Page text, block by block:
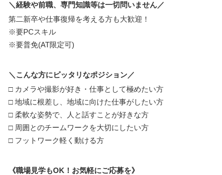
＼経験や前職、専門知識等は一切問いません／
第二新卒や仕事復帰を考える方も大歓迎！
※要PCスキル
※要普免(AT限定可)
＼こんな方にピッタリなポジション／
□ カメラや撮影が好き・仕事として極めたい方
□ 地域に根差し、地域に向けた仕事がしたい方
□ 柔軟な姿勢で、人と話すことが好きな方
□ 周囲とのチームワークを大切にしたい方
□ フットワーク軽く動ける方
《職場見学もOK！お気軽にご応募を》